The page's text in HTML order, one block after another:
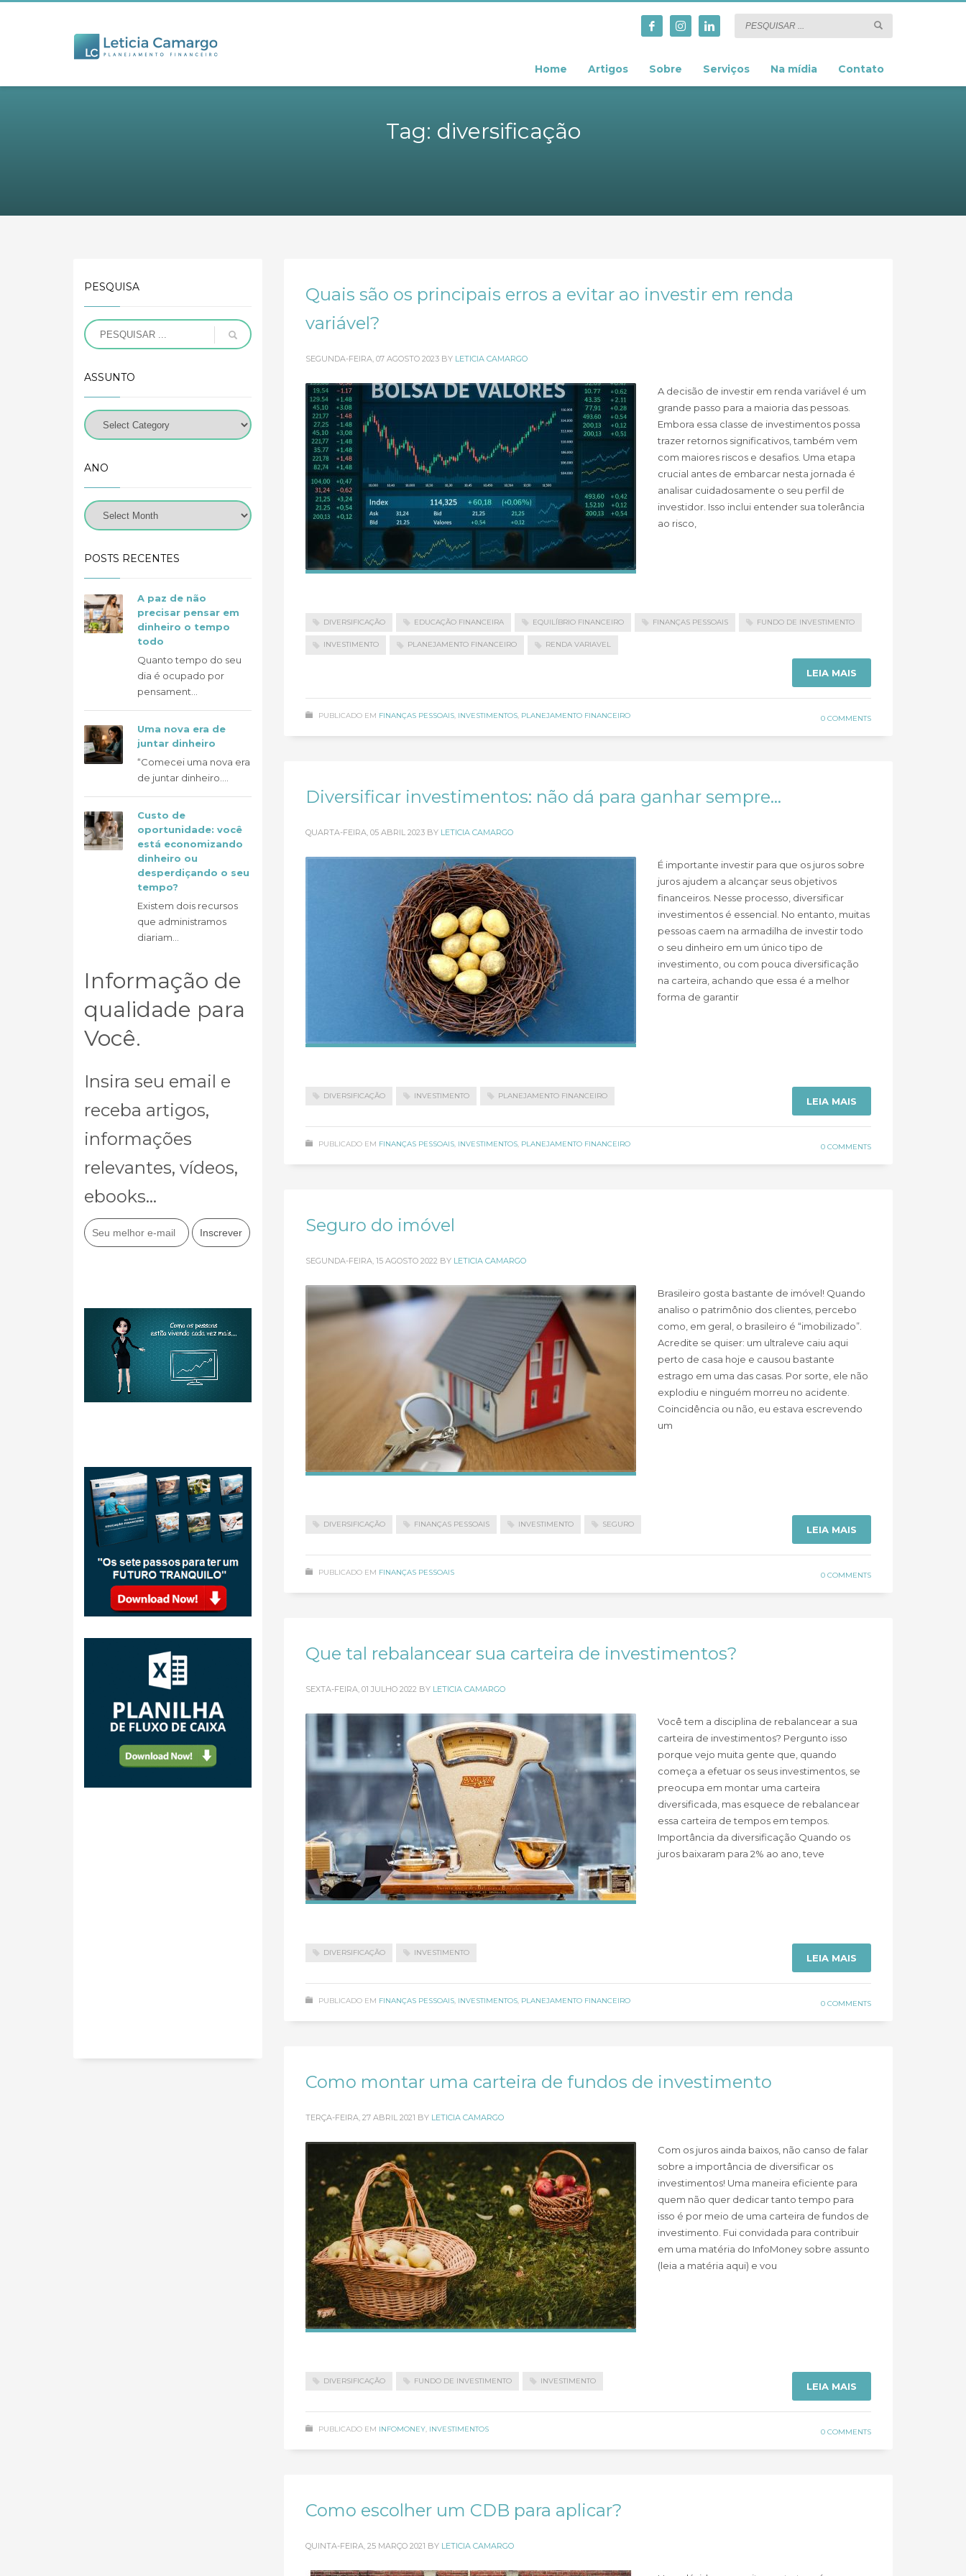
Home Artigos Sobre Serviços Na mídia Contato
Tag: diversificação
Quais são os principais erros a evitar ao investir em renda
variável?
SEGUNDA-FEIRA, 07 AGOSTO 2023 BY LETICIA CAMARGO
A decisão de investir em renda variável é um
grande passo para a maioria das pessoas.
Embora essa classe de investimentos possa
trazer retornos significativos, também vem
com maiores riscos e desafios. Uma etapa
crucial antes de embarcar nesta jornada é
analisar cuidadosamente o seu perfil de
investidor. Isso inclui entender sua tolerância
ao risco,
DIVERSIFICAÇÃO EDUCAÇÃO FINANCEIRA EQUILÍBRIO FINANCEIRO FINANÇAS PESSOAIS FUNDO DE INVESTIMENTO
INVESTIMENTO PLANEJAMENTO FINANCEIRO RENDA VARIAVEL
LEIA MAIS
PUBLICADO EM FINANÇAS PESSOAIS, INVESTIMENTOS, PLANEJAMENTO FINANCEIRO 0 COMMENTS
Diversificar investimentos: não dá para ganhar sempre…
QUARTA-FEIRA, 05 ABRIL 2023 BY LETICIA CAMARGO
É importante investir para que os juros sobre
juros ajudem a alcançar seus objetivos
financeiros. Nesse processo, diversificar
investimentos é essencial. No entanto, muitas
pessoas caem na armadilha de investir todo
o seu dinheiro em um único tipo de
investimento, ou com pouca diversificação
na carteira, achando que essa é a melhor
forma de garantir
DIVERSIFICAÇÃO INVESTIMENTO PLANEJAMENTO FINANCEIRO LEIA MAIS
PUBLICADO EM FINANÇAS PESSOAIS, INVESTIMENTOS, PLANEJAMENTO FINANCEIRO 0 COMMENTS
Seguro do imóvel
SEGUNDA-FEIRA, 15 AGOSTO 2022 BY LETICIA CAMARGO
Brasileiro gosta bastante de imóvel! Quando
analiso o patrimônio dos clientes, percebo
como, em geral, o brasileiro é “imobilizado”.
Acredite se quiser: um ultraleve caiu aqui
perto de casa hoje e causou bastante
estrago em uma das casas. Por sorte, ele não
explodiu e ninguém morreu no acidente.
Coincidência ou não, eu estava escrevendo
um
DIVERSIFICAÇÃO FINANÇAS PESSOAIS INVESTIMENTO SEGURO LEIA MAIS
PUBLICADO EM FINANÇAS PESSOAIS 0 COMMENTS
Que tal rebalancear sua carteira de investimentos?
SEXTA-FEIRA, 01 JULHO 2022 BY LETICIA CAMARGO
Você tem a disciplina de rebalancear a sua
carteira de investimentos? Pergunto isso
porque vejo muita gente que, quando
começa a efetuar os seus investimentos, se
preocupa em montar uma carteira
diversificada, mas esquece de rebalancear
essa carteira de tempos em tempos.
Importância da diversificação Quando os
juros baixaram para 2% ao ano, teve
DIVERSIFICAÇÃO INVESTIMENTO LEIA MAIS
PUBLICADO EM FINANÇAS PESSOAIS, INVESTIMENTOS, PLANEJAMENTO FINANCEIRO 0 COMMENTS
Como montar uma carteira de fundos de investimento
TERÇA-FEIRA, 27 ABRIL 2021 BY LETICIA CAMARGO
Com os juros ainda baixos, não canso de falar
sobre a importância de diversificar os
investimentos! Uma maneira eficiente para
quem não quer dedicar tanto tempo para
isso é por meio de uma carteira de fundos de
investimento. Fui convidada para contribuir
em uma matéria do InfoMoney sobre assunto
(leia a matéria aqui) e vou
DIVERSIFICAÇÃO FUNDO DE INVESTIMENTO INVESTIMENTO LEIA MAIS
PUBLICADO EM INFOMONEY, INVESTIMENTOS 0 COMMENTS
Como escolher um CDB para aplicar?
QUINTA-FEIRA, 25 MARÇO 2021 BY LETICIA CAMARGO
PESQUISA
ASSUNTO
ANO
POSTS RECENTES
A paz de não
precisar pensar em
dinheiro o tempo
todo
Quanto tempo do seu
dia é ocupado por
pensament...
Uma nova era de
juntar dinheiro
“Comecei uma nova era
de juntar dinheiro....
Custo de
oportunidade: você
está economizando
dinheiro ou
desperdiçando o seu
tempo?
Existem dois recursos
que administramos
diariam...
Informação de
qualidade para
Você.
Insira seu email e
receba artigos,
informações
relevantes, vídeos,
ebooks...